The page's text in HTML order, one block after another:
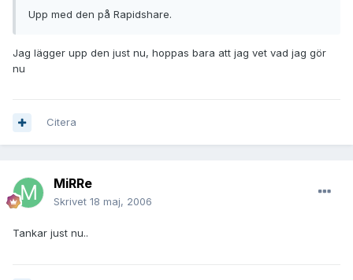
Upp med den på Rapidshare.
Jag lägger upp den just nu, hoppas bara att jag vet vad jag gör
nu
Citera
MiRRe
Skrivet 18 maj, 2006
Tankar just nu..